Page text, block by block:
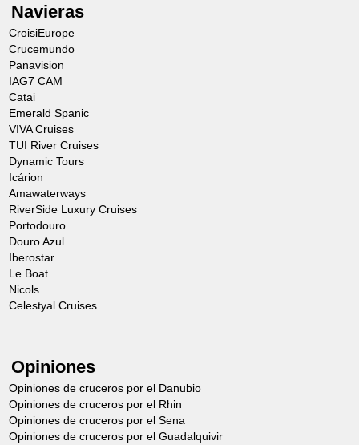
Navieras
CroisiEurope
Crucemundo
Panavision
IAG7 CAM
Catai
Emerald Spanic
VIVA Cruises
TUI River Cruises
Dynamic Tours
Icárion
Amawaterways
RiverSide Luxury Cruises
Portodouro
Douro Azul
Iberostar
Le Boat
Nicols
Celestyal Cruises
Opiniones
Opiniones de cruceros por el Danubio
Opiniones de cruceros por el Rhin
Opiniones de cruceros por el Sena
Opiniones de cruceros por el Guadalquivir